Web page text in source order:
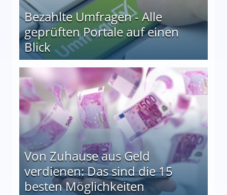
Bezahlte Umfragen - Alle
geprüften Portale auf einen
Blick
auf einen Blick
Von Zuhause aus Geld
verdienen: Das sind die 15
besten Möglichkeiten